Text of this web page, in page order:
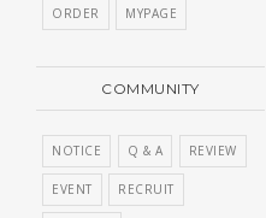
ORDER MYPAGE
COMMUNITY
NOTICE Q & A REVIEW
EVENT RECRUIT